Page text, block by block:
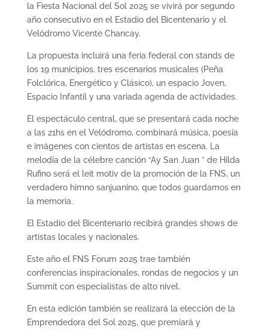
la Fiesta Nacional del Sol 2025 se vivirá por segundo
año consecutivo en el Estadio del Bicentenario y el
Velódromo Vicente Chancay.
La propuesta incluirá una feria federal con stands de
los 19 municipios, tres escenarios musicales (Peña
Folclórica, Energético y Clásico), un espacio Joven,
Espacio Infantil y una variada agenda de actividades.
El espectáculo central, que se presentará cada noche
a las 21hs en el Velódromo, combinará música, poesía
e imágenes con cientos de artistas en escena. La
melodía de la célebre canción “Ay San Juan ” de Hilda
Rufino será el leit motiv de la promoción de la FNS, un
verdadero himno sanjuanino, que todos guardamos en
la memoria.
El Estadio del Bicentenario recibirá grandes shows de
artistas locales y nacionales.
Este año el FNS Forum 2025 trae también
conferencias inspiracionales, rondas de negocios y un
Summit con especialistas de alto nivel.
En esta edición también se realizará la elección de la
Emprendedora del Sol 2025, que premiará y